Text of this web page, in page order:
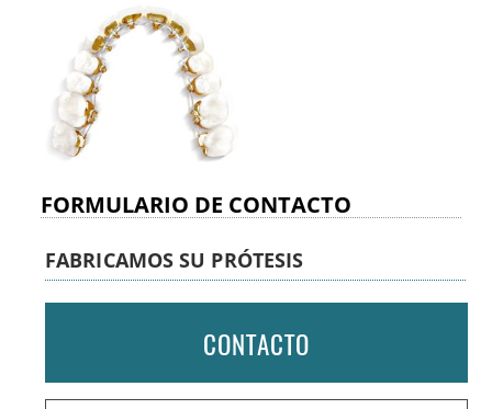
FORMULARIO DE CONTACTO
FABRICAMOS SU PRÓTESIS
CONTACTO